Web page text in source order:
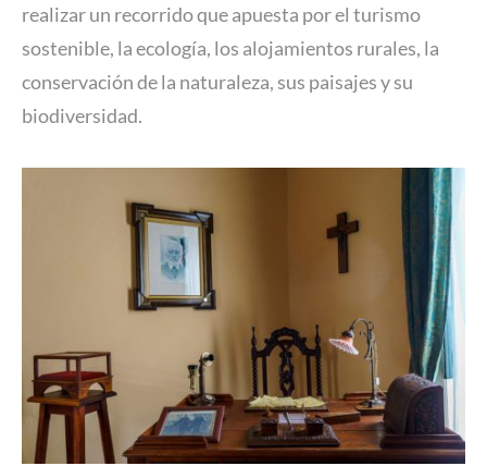
realizar un recorrido que apuesta por el turismo
sostenible, la ecología, los alojamientos rurales, la
conservación de la naturaleza, sus paisajes y su
biodiversidad.